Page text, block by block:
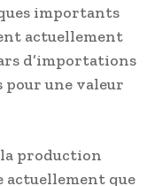
importants
actuellement
d’importations
pour une valeur
la production
actuellement que